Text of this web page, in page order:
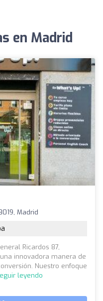
en Madrid
Madrid
Ricardos 87,
innovadora manera de
Nuestro enfoque
leyendo